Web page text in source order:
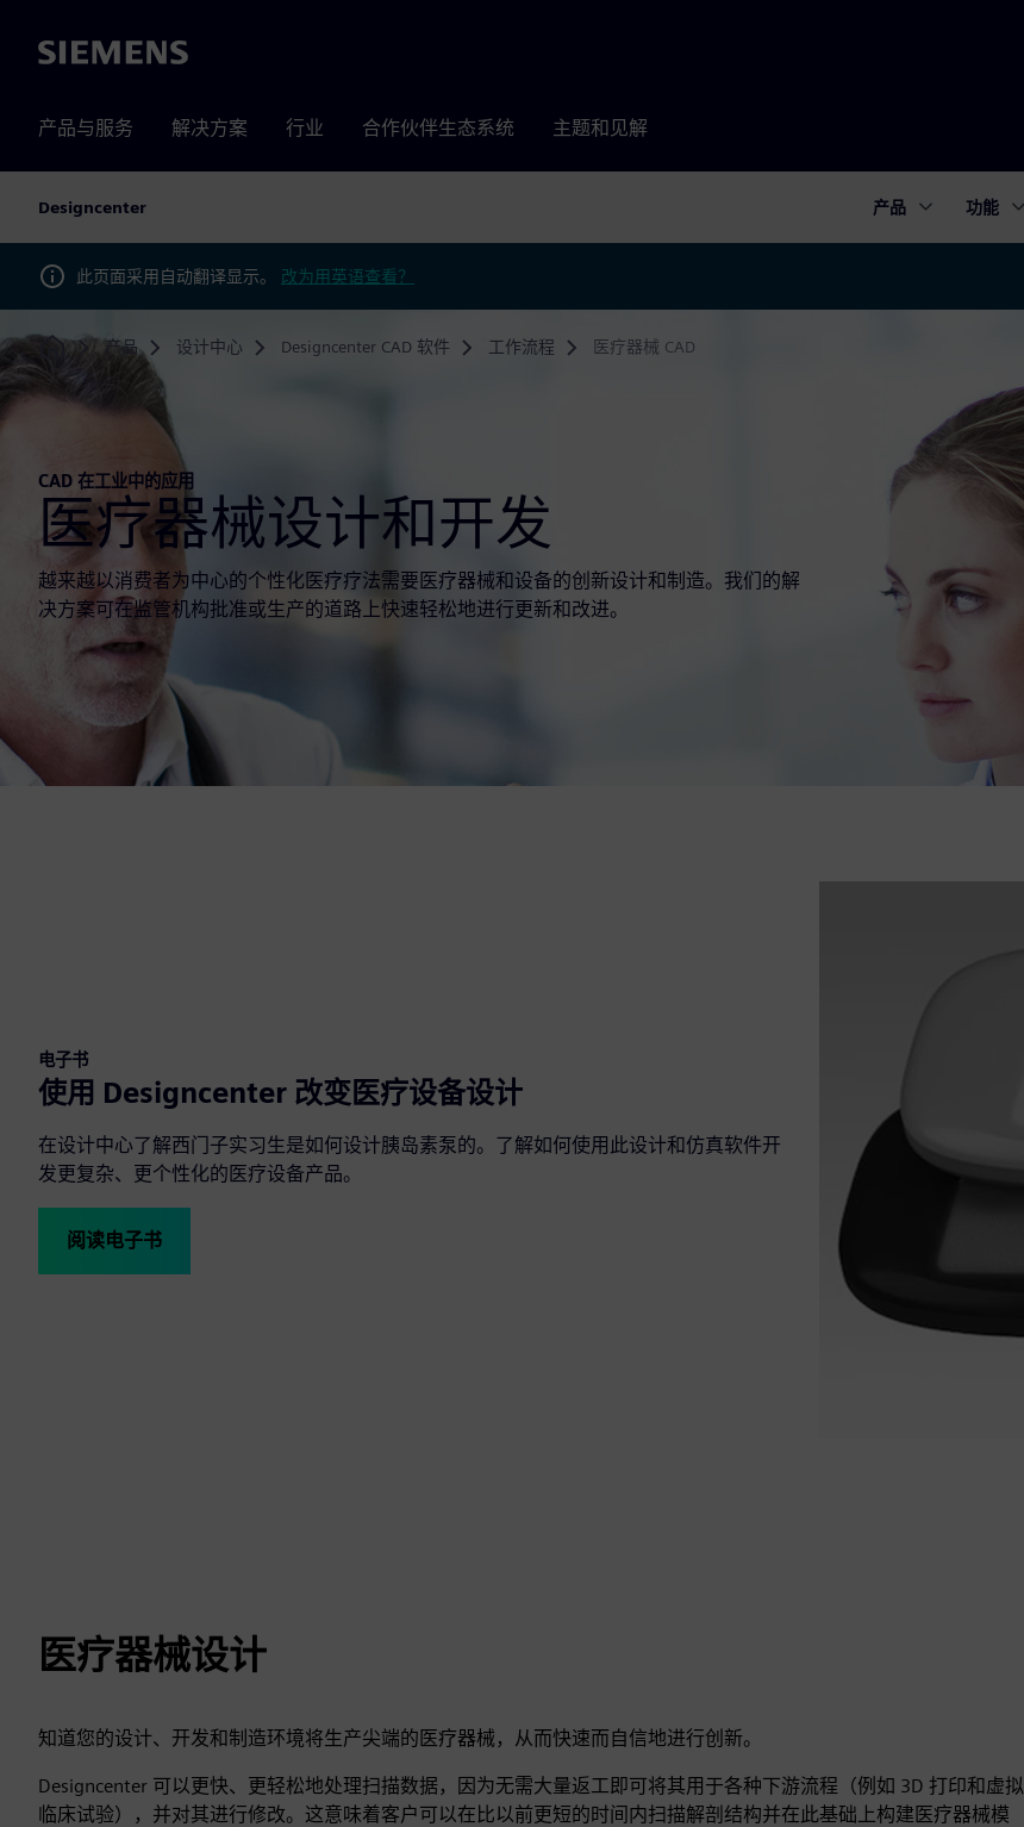
Siemens
产品与服务 解决方案 行业 合作伙伴生态系统 主题和见解
Designcenter 产品 功能
此页面采用自动翻译显示。 改为用英语查看？
产品 设计中心 Designcenter CAD 软件 工作流程 医疗器械 CAD
CAD 在工业中的应用
医疗器械设计和开发
越来越以消费者为中心的个性化医疗疗法需要医疗器械和设备的创新设计和制造。我们的解
决方案可在监管机构批准或生产的道路上快速轻松地进行更新和改进。
电子书
使用 Designcenter 改变医疗设备设计
在设计中心了解西门子实习生是如何设计胰岛素泵的。了解如何使用此设计和仿真软件开
发更复杂、更个性化的医疗设备产品。
阅读电子书
医疗器械设计
知道您的设计、开发和制造环境将生产尖端的医疗器械，从而快速而自信地进行创新。
Designcenter 可以更快、更轻松地处理扫描数据，因为无需大量返工即可将其用于各种下游流程（例如 3D 打印和虚拟
临床试验），并对其进行修改。这意味着客户可以在比以前更短的时间内扫描解剖结构并在此基础上构建医疗器械模